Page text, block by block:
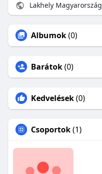
Lakhely Magyarország
Albumok(0)
Barátok(0)
Kedvelések(0)
Csoportok(1)